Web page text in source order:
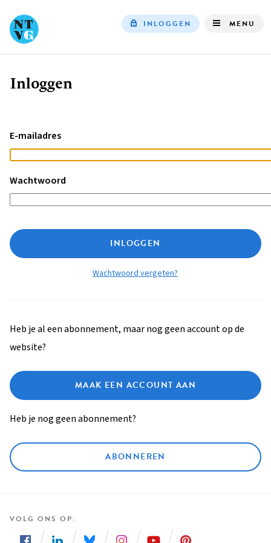
INLOGGEN MENU
Kruimelpad
Inloggen
E-mailadres
Wachtwoord
INLOGGEN
Wachtwoord vergeten?
Heb je al een abonnement, maar nog geen account op de
website?
MAAK EEN ACCOUNT AAN
Heb je nog geen abonnement?
ABONNEREN
VOLG ONS OP